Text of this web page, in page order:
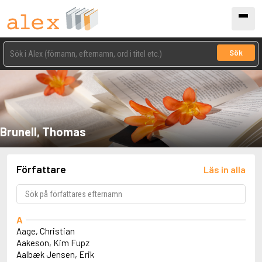
Sök
Brunell, Thomas
Författare Läs in alla
A
Aage, Christian
Aakeson, Kim Fupz
Aalbæk Jensen, Erik